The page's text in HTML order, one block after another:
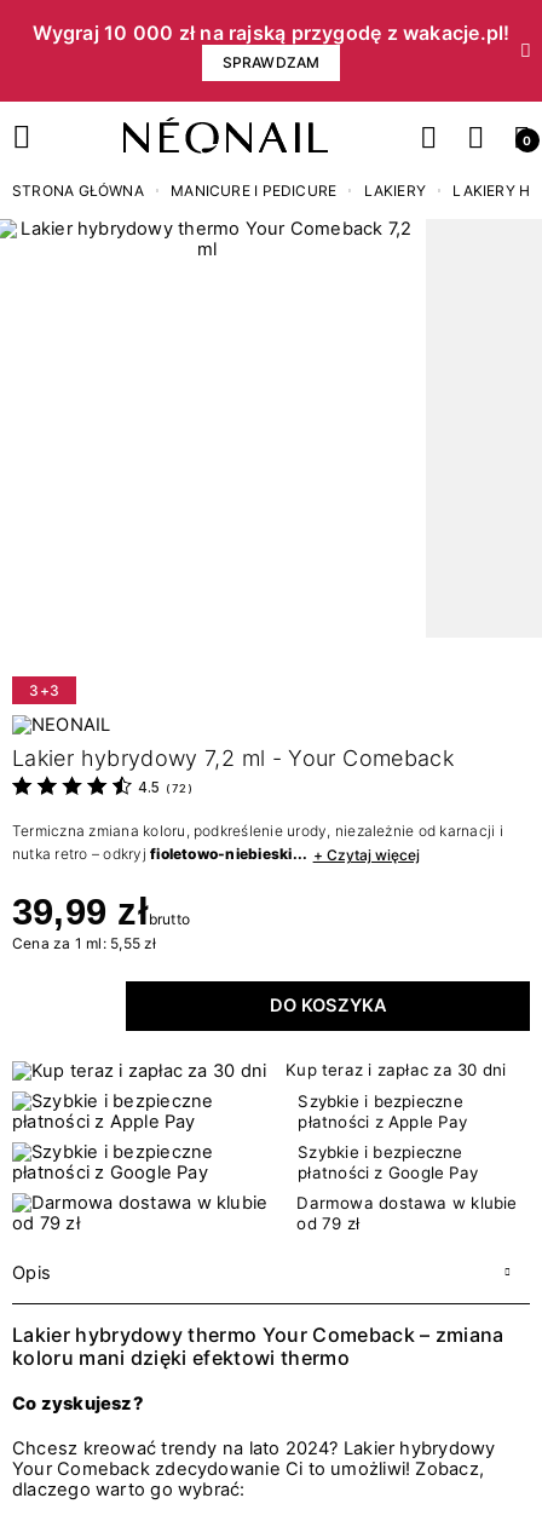
Wygraj 10 000 zł na rajską przygodę z wakacje.pl!​
SPRAWDZAM
0
STRONA GŁÓWNA MANICURE I PEDICURE LAKIERY LAKIERY
3+3
Lakier hybrydowy 7,2 ml - Your Comeback
4.5 ( 72 )
Termiczna zmiana koloru, podkreślenie urody, niezależnie od karnacji i
nutka retro – odkryjfioletowo-niebieski... + Czytaj więcej
39,99 złbrutto
Cena za 1 ml: 5,55 zł
DO KOSZYKA
Kup teraz i zapłac za 30 dni
Szybkie i bezpieczne
płatności z Apple Pay
Szybkie i bezpieczne
płatności z Google Pay
Darmowa dostawa w klubie
od 79 zł
Opis
Lakier hybrydowy thermo Your Comeback – zmiana
koloru mani dzięki efektowi thermo
Co zyskujesz?
Chcesz kreować trendy na lato 2024? Lakier hybrydowy
Your Comeback zdecydowanie Ci to umożliwi! Zobacz,
dlaczego warto go wybrać: